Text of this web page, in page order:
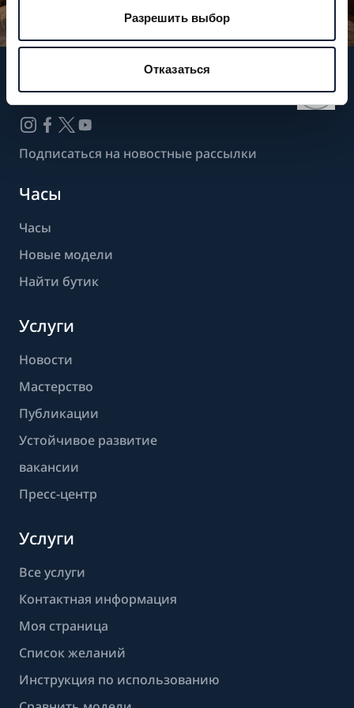
Разрешить выбор
Отказаться
Подписаться на новостные рассылки
Часы
Часы
Новые модели
Найти бутик
Услуги
Новости
Мастерство
Публикации
Устойчивое развитие
вакансии
Пресс-центр
Услуги
Все услуги
Контактная информация
Моя страница
Список желаний
Инструкция по использованию